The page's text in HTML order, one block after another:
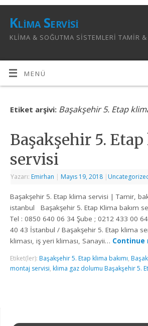
Klima Servisi
KLIMA & SOĞUTMA SISTEMLERI TAMIR
MENÜ
Etiket arşivi: Başakşehir 5. Etap
Başakşehir 5.
servisi
Yazarı: Emirhan | Mayıs 19, 2018 |
Başakşehir 5. Etap klima servisi | Tamir,
istanbul Başakşehir 5. Etap Klima bakım
Tel : 0850 640 06 34 Şube ; 0212 433 00
40 43 İstanbul / Başakşehir 5. Etap klima
kliması, iş yeri kliması, Sanayii… Continue
Etiket(ler): Başakşehir 5. Etap klima bakımı,
montaj servisi, klima gaz dolumu Başakşehir 5.